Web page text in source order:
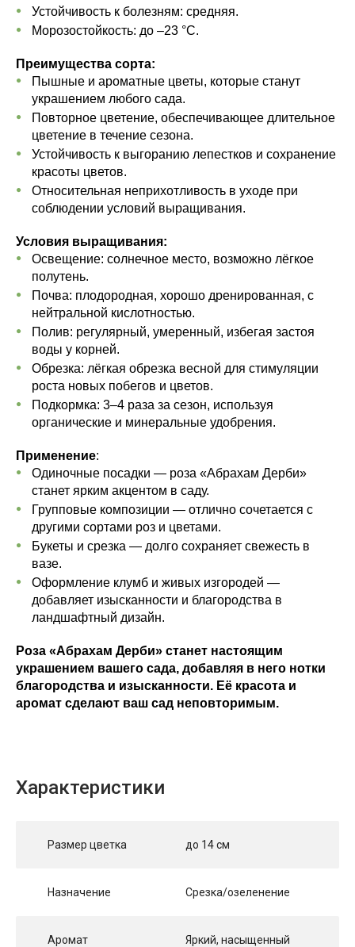
Устойчивость к болезням: средняя.
Морозостойкость: до –23 °C.
Преимущества сорта:
Пышные и ароматные цветы, которые станут
украшением любого сада.
Повторное цветение, обеспечивающее длительное
цветение в течение сезона.
Устойчивость к выгоранию лепестков и сохранение
красоты цветов.
Относительная неприхотливость в уходе при
соблюдении условий выращивания.
Условия выращивания:
Освещение: солнечное место, возможно лёгкое
полутень.
Почва: плодородная, хорошо дренированная, с
нейтральной кислотностью.
Полив: регулярный, умеренный, избегая застоя
воды у корней.
Обрезка: лёгкая обрезка весной для стимуляции
роста новых побегов и цветов.
Подкормка: 3–4 раза за сезон, используя
органические и минеральные удобрения.
Применение:
Одиночные посадки — роза «Абрахам Дерби»
станет ярким акцентом в саду.
Групповые композиции — отлично сочетается с
другими сортами роз и цветами.
Букеты и срезка — долго сохраняет свежесть в
вазе.
Оформление клумб и живых изгородей —
добавляет изысканности и благородства в
ландшафтный дизайн.
Роза «Абрахам Дерби» станет настоящим
украшением вашего сада, добавляя в него нотки
благородства и изысканности. Её красота и
аромат сделают ваш сад неповторимым.
Характеристики
Размер цветка до 14 см
Назначение Срезка/озеленение
Аромат Яркий, насыщенный